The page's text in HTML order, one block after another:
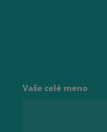
Vaše celé meno